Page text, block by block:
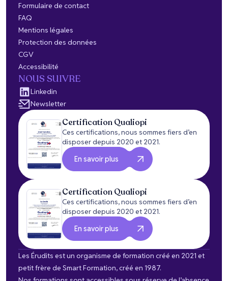
Formulaire de contact
FAQ
Mentions légales
Protection des données
CGV
Accessibilité
NOUS SUIVRE
Linkedin
Newsletter
Certification Qualiopi
Ces certifications, nous sommes fiers d’en
disposer depuis 2020 et 2021.
En savoir plus
Certification Qualiopi
Ces certifications, nous sommes fiers d’en
disposer depuis 2020 et 2021.
En savoir plus
Les Érudits est un organisme de formation créé en 2021 et
petit frère de Smart Formation, créé en 1987.